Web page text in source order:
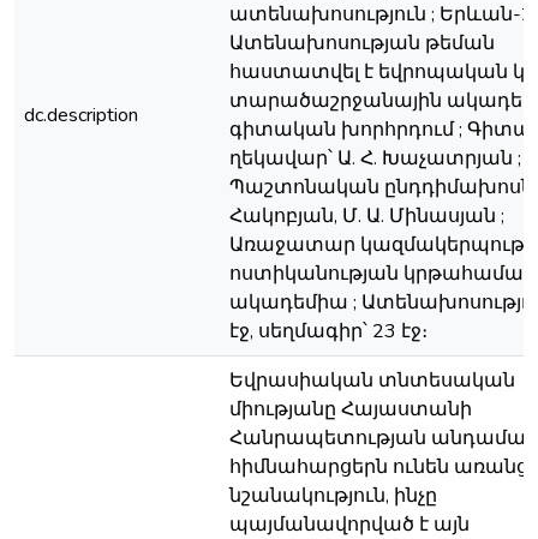
dc.description
ատենախոսություն ; Երևան-
Ատենախոսության թեման
հաստատվել է եվրոպական
տարածաշրջանային
գիտական խորհրդում ;
ղեկավար՝ Ա. Հ. Խաչատրյան ;
Պաշտոնական
Հակոբյան, Մ. Ա. Մինասյան ;
Առաջատար
ոստիկանության
ակադեմիա ;
էջ, սեղմագիր՝ 23 էջ։
Եվրասիական տնտեսական
միությանը Հայաստանի
Հանրապետության
հիմնահարցերն ունեն
նշանակություն, ինչը
պայմանավորված է այն